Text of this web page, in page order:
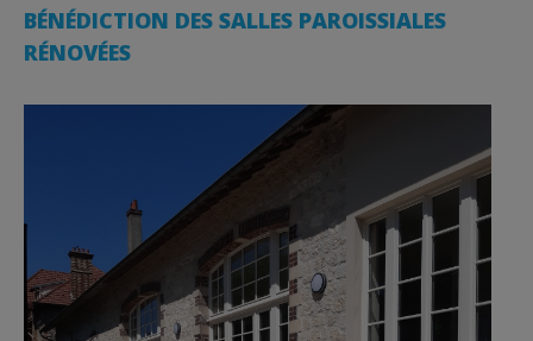
BÉNÉDICTION DES SALLES PAROISSIALES
RÉNOVÉES